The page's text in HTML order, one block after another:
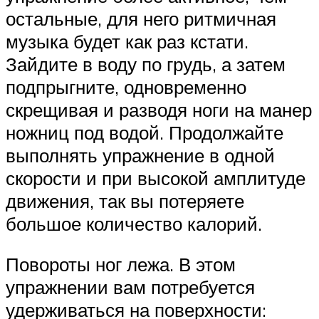
остальные, для него ритмичная
музыка будет как раз кстати.
Зайдите в воду по грудь, а затем
подпрыгните, одновременно
скрещивая и разводя ноги на манер
ножниц под водой. Продолжайте
выполнять упражнение в одной
скорости и при высокой амплитуде
движения, так вы потеряете
большое количество калорий.
Повороты ног лежа. В этом
упражнении вам потребуется
удерживаться на поверхности: